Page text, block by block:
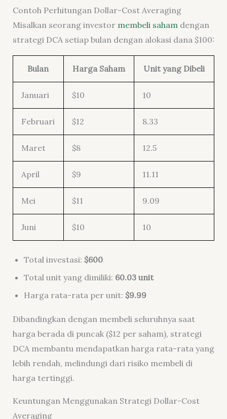
Contoh Perhitungan Dollar-Cost Averaging
Misalkan seorang investor membeli saham dengan
strategi DCA setiap bulan dengan alokasi dana $100:
Bulan Harga Saham Unit yang Dibeli
Januari $10 10
Februari $12 8.33
Maret $8 12.5
April $9 11.11
Mei $11 9.09
Juni $10 10
Total investasi: $600
Total unit yang dimiliki: 60.03 unit
Harga rata-rata per unit: $9.99
Dibandingkan dengan membeli seluruhnya saat
harga berada di puncak ($12 per saham), strategi
DCA membantu mendapatkan harga rata-rata yang
lebih rendah, melindungi dari risiko membeli di
harga tertinggi.
Keuntungan Menggunakan Strategi Dollar-Cost
Averaging